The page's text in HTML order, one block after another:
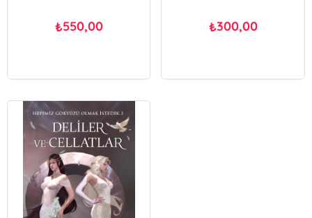
₺550,00 ₺300,00